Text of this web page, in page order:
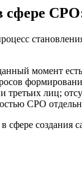
сфере
момент
третьих лиц;
СРО
сфере